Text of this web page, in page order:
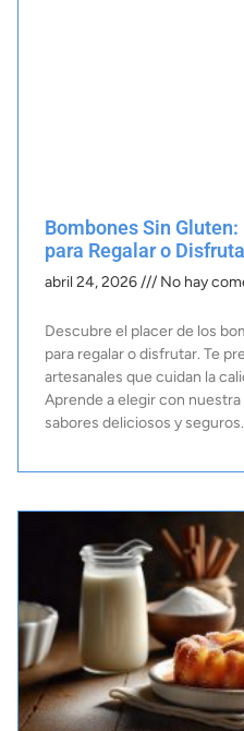
Bombones Sin
para Regalar o
abril 24, 2026 No hay
Descubre el placer de los
para regalar o disfrutar. Te
artesanales que cuidan la
Aprende a elegir con
sabores deliciosos y seguros.